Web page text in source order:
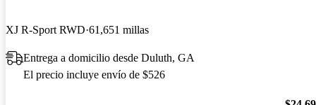
XJ R-Sport RWD 61,651 millas
Entrega a domicilio desde Duluth, GA
El precio incluye envío de $526